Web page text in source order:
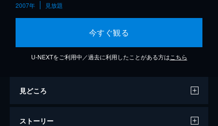
2007年 見放題
今すぐ観る
U-NEXTをご利用中／過去に利用したことがある方は こちら
見どころ
ストーリー